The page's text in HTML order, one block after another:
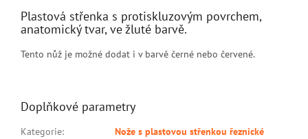
Plastová střenka s protiskluzovým povrchem,
anatomický tvar, ve žluté barvě.
Tento nůž je možné dodat i v barvě černé nebo červené.
Doplňkové parametry
Kategorie:
Nože s plastovou střenkou řeznické